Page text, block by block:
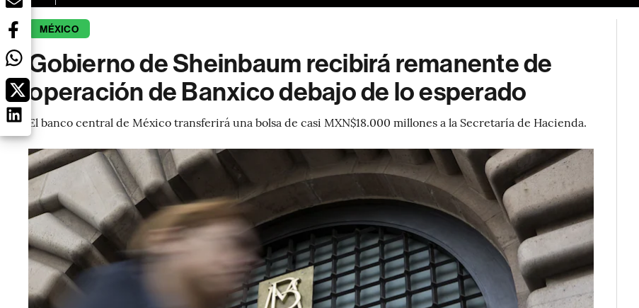
MÉXICO
Gobierno de Sheinbaum recibirá remanente de
operación de Banxico debajo de lo esperado
El banco central de México transferirá una bolsa de casi MXN$18.000 millones a la Secretaría de Hacienda.